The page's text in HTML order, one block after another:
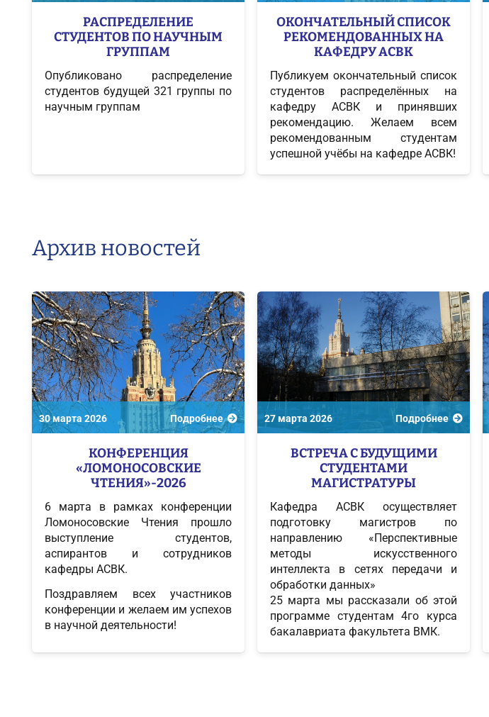
РАСПРЕДЕЛЕНИЕ
СТУДЕНТОВ ПО НАУЧНЫМ
ГРУППАМ
Опубликовано распределение
студентов будущей 321 группы по
научным группам
ОКОНЧАТЕЛЬНЫЙ СПИСОК
РЕКОМЕНДОВАННЫХ НА
КАФЕДРУ АСВК
Публикуем окончательный список
студентов распределённых на
кафедру АСВК и принявших
рекомендацию. Желаем всем
рекомендованным студентам
успешной учёбы на кафедре АСВК!
Архив новостей
30 марта 2026 Подробнее
КОНФЕРЕНЦИЯ
«ЛОМОНОСОВСКИЕ
ЧТЕНИЯ»-2026
6 марта в рамках конференции
Ломоносовские Чтения прошло
выступление студентов,
аспирантов и сотрудников
кафедры АСВК.
Поздравляем всех участников
конференции и желаем им успехов
в научной деятельности!
27 марта 2026 Подробнее
ВСТРЕЧА С БУДУЩИМИ
СТУДЕНТАМИ
МАГИСТРАТУРЫ
Кафедра АСВК осуществляет
подготовку магистров по
направлению «Перспективные
методы искусственного
интеллекта в сетях передачи и
обработки данных»
25 марта мы рассказали об этой
программе студентам 4го курса
бакалавриата факультета ВМК.